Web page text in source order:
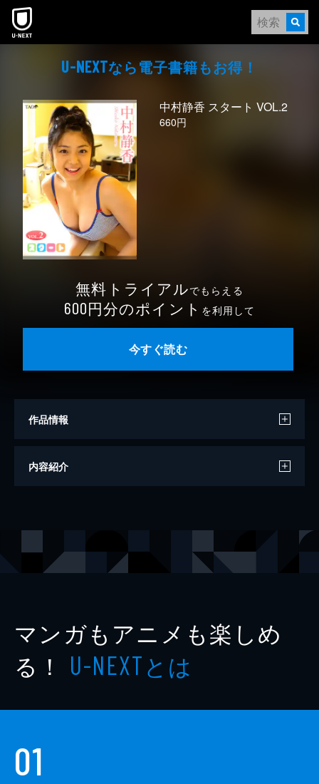
本文へスキップ
U-NEXTなら電⼦書籍もお得！
中村静香 スタート VOL.2
660円
無料トライアルでもらえる
600円分のポイント を利用して
今すぐ読む
作品情報
モデル
内容紹介
マンガもアニメも楽しめ
る！ U-NEXTとは
01